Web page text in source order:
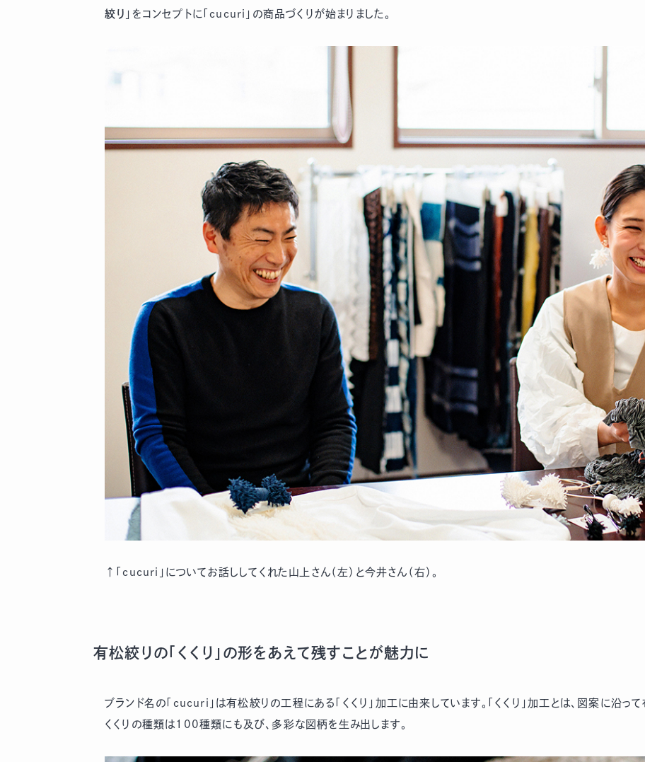
絞り 」をコンセプトに「cucuri」の商品づくりが始まりました。
↑「cucuri」についてお話ししてくれた山上さん（左）と今井さん（右）。
有松絞りの「くくり」の形をあえて残すことが魅力に
ブランド名の「cucuri」は有松絞りの工程にある「くくり」加工に由来しています。「くくり」加工とは、図案に沿っ
くくりの種類は100種類にも及び、多彩な図柄を生み出します。